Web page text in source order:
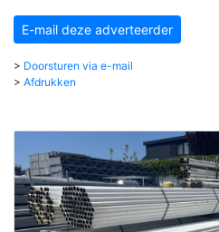
E-mail deze adverteerder
> Doorsturen via e-mail
> Afdrukken